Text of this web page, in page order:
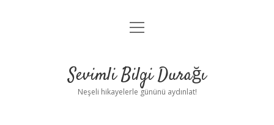
Anasayfa
Yasal Uyarı
menüyü
Sevimli Bilgi Durağı
Neşeli hikayelerle gününü aydınlat!